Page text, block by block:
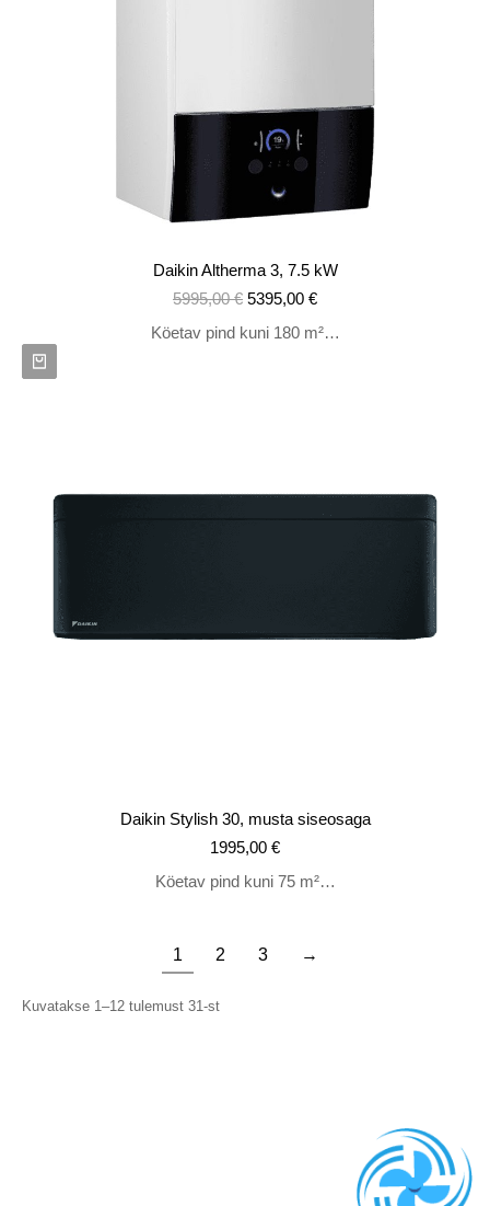
Daikin Altherma 3, 7.5 kW
5995,00€ 5395,00 €
Köetav pind kuni 180 m²…
Daikin Stylish 30, musta siseosaga
1995,00 €
Köetav pind kuni 75 m²…
1 2 3 →
Kuvatakse 1–12 tulemust 31-st